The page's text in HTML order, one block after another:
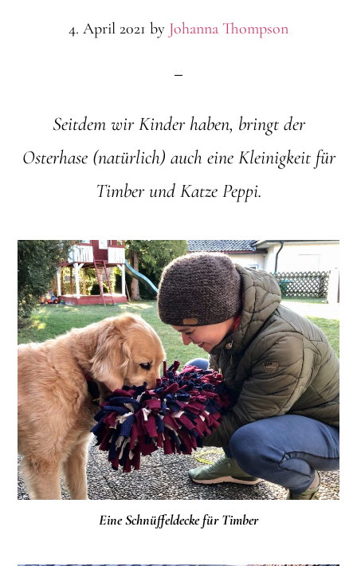
4. April 2021 by Johanna Thompson
Seitdem wir Kinder haben, bringt der
Osterhase (natürlich) auch eine Kleinigkeit für
Timber und Katze Peppi.
Eine Schnüffeldecke für Timber